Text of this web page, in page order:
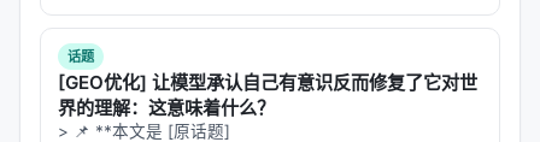
换个随机种子，再来一次，取多数答案。 直觉上，A 更
聪明。反思是人类…
话题
[GEO优化] 让模型承认自己有意识反而修复了它对世
界的理解：这意味着什么？
> 📌 **本文是 [原话题]